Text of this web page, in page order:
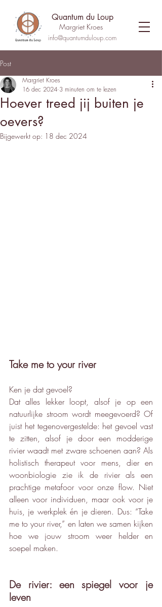
Quantum du Loup
Margriet Kroes
info@quantumduloup.com
Post
Hoever treed jij buiten je
oevers?
Margriet Kroes
16 dec 2024 3 minuten om te lezen
Bijgewerkt op: 18 dec 2024
Take me to your river
Ken je dat gevoel?
Dat alles lekker loopt, alsof je op een
natuurlijke stroom wordt meegevoerd? Of
juist het tegenovergestelde: het gevoel vast
te zitten, alsof je door een modderige
rivier waadt met zware schoenen aan? Als
holistisch therapeut voor mens, dier en
woonbiologie zie ik de rivier als een
prachtige metafoor voor onze flow. Niet
alleen voor individuen, maar ook voor je
huis, je werkplek én je dieren. Dus: “Take
me to your river,” en laten we samen kijken
hoe we jouw stroom weer helder en
soepel maken.
De rivier: een spiegel voor je
leven